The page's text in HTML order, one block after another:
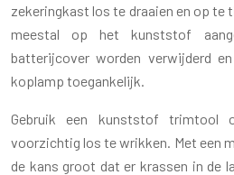
zekeringkast los te draaien en op te
meestal op het kunststof
batterijcover worden verwijderd
koplamp toegankelijk.
Gebruik een kunststof trimtool
voorzichtig los te wrikken. Met een
de kans groot dat er krassen in de